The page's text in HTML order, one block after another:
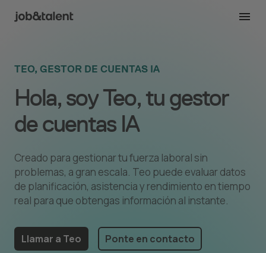
Hola, soy Teo, tu gestor
de cuentas IA
TEO, GESTOR DE CUENTAS IA
Creado para gestionar tu fuerza laboral sin
problemas, a gran escala. Teo puede evaluar datos
de planificación, asistencia y rendimiento en tiempo
real para que obtengas información al instante.
Llamar a Teo Ponte en contacto